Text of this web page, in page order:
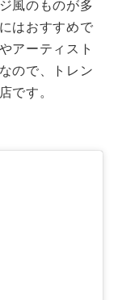
風のものが多
はおすすめで
アーティスト
ので、トレン
です。